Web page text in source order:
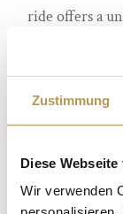
Zustimmung
Diese
Wir verwenden
ride offers a
in what
The ski lift
In the bike